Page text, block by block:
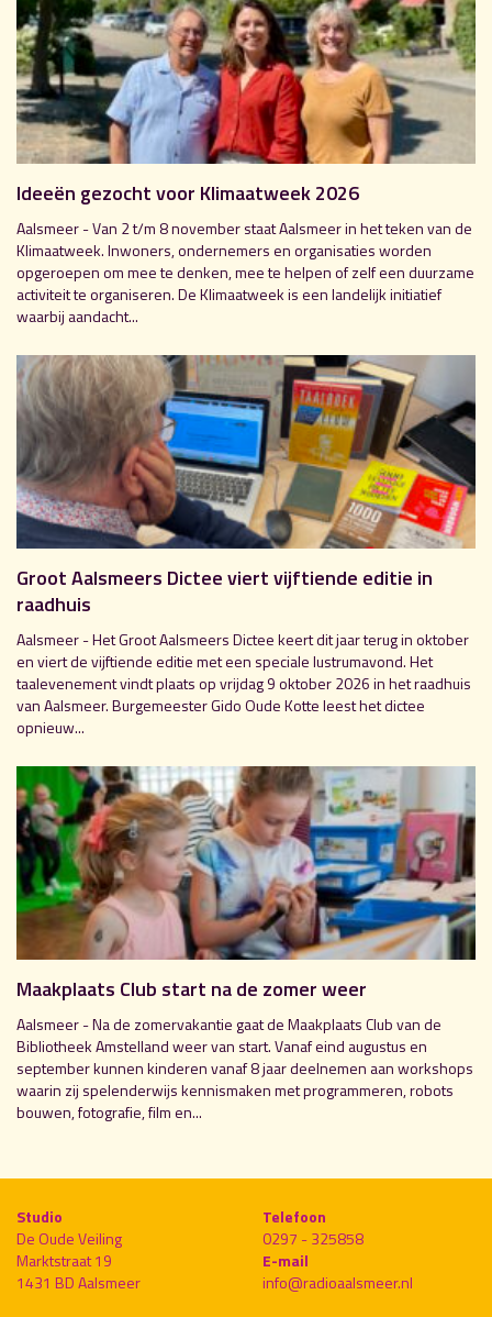
Ideeën gezocht voor Klimaatweek 2026
Aalsmeer - Van 2 t/m 8 november staat Aalsmeer in het teken van de
Klimaatweek. Inwoners, ondernemers en organisaties worden
opgeroepen om mee te denken, mee te helpen of zelf een duurzame
activiteit te organiseren. De Klimaatweek is een landelijk initiatief
waarbij aandacht...
Groot Aalsmeers Dictee viert vijftiende editie in
raadhuis
Aalsmeer - Het Groot Aalsmeers Dictee keert dit jaar terug in oktober
en viert de vijftiende editie met een speciale lustrumavond. Het
taalevenement vindt plaats op vrijdag 9 oktober 2026 in het raadhuis
van Aalsmeer. Burgemeester Gido Oude Kotte leest het dictee
opnieuw...
Maakplaats Club start na de zomer weer
Aalsmeer - Na de zomervakantie gaat de Maakplaats Club van de
Bibliotheek Amstelland weer van start. Vanaf eind augustus en
september kunnen kinderen vanaf 8 jaar deelnemen aan workshops
waarin zij spelenderwijs kennismaken met programmeren, robots
bouwen, fotografie, film en...
Studio
De Oude Veiling
Marktstraat 19
1431 BD Aalsmeer
Telefoon
0297 - 325858
E-mail
info@radioaalsmeer.nl